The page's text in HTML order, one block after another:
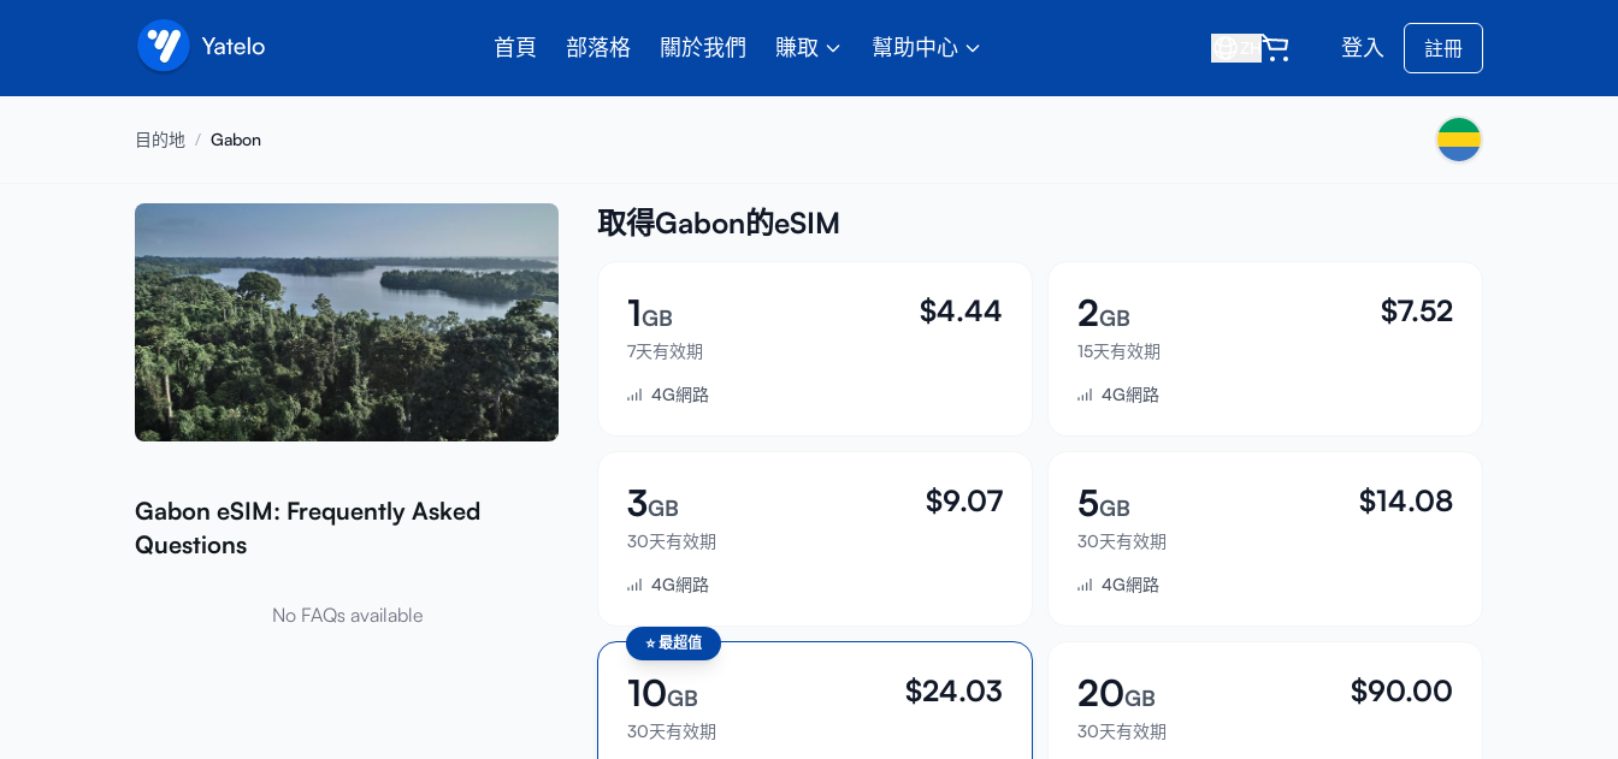
首頁 部落格 關於我們 賺取 幫助中心 登入 註冊
目的地 / Gabon
Gabon eSIM: Frequently Asked
Questions
No FAQs available
取得Gabon的eSIM
1GB
7天有效期
$4.44
4G網路
2GB
15天有效期
$7.52
4G網路
3GB
30天有效期
$9.07
4G網路
5GB
30天有效期
$14.08
4G網路
⭐最超值
10GB
30天有效期
$24.03 20GB
30天有效期
$90.00